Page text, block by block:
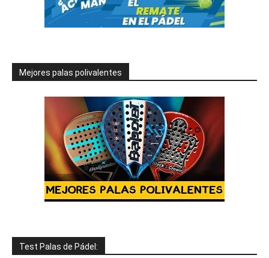
Mejores palas polivalentes
Test Palas de Pádel: